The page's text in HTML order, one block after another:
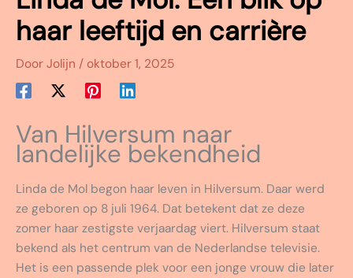
haar leeftijd en carrière
Door Jolijn / oktober 1, 2025
Van Hilversum naar
landelijke bekendheid
Linda de Mol begon haar leven in Hilversum. Daar werd
ze geboren op 8 juli 1964. Dat betekent dat ze deze
zomer haar zestigste verjaardag viert. Hilversum staat
bekend als het centrum van de Nederlandse televisie.
Het is een passende plek voor een jonge vrouw die later